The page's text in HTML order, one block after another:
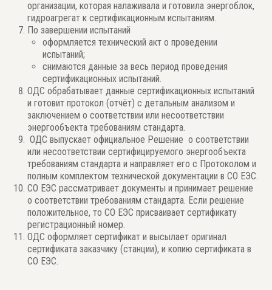
организации, которая налаживала и готовила энергоблок,
гидроагрегат к сертификационным испытаниям.
По завершении испытаний
оформляется технический акт о проведении
испытаний;
снимаются данные за весь период проведения
сертификационных испытаний.
ОДС обрабатывает данные сертификационных испытаний
и готовит протокол (отчёт) с детальным анализом и
заключением о соответствии или несоответствии
энергообъекта требованиям стандарта.
ОДС выпускает официальное Решение о соответствии
или несоответствии сертифицируемого энергообъекта
требованиям стандарта и направляет его с Протоколом и
полным комплектом технической документации в СО ЕЭС.
СО ЕЭС рассматривает документы и принимает решение
о соответствии требованиям стандарта. Если решение
положительное, то СО ЕЭС присваивает сертификату
регистрационный номер.
ОДС оформляет сертификат и высылает оригинал
сертификата заказчику (станции), и копию сертификата в
СО ЕЭС.